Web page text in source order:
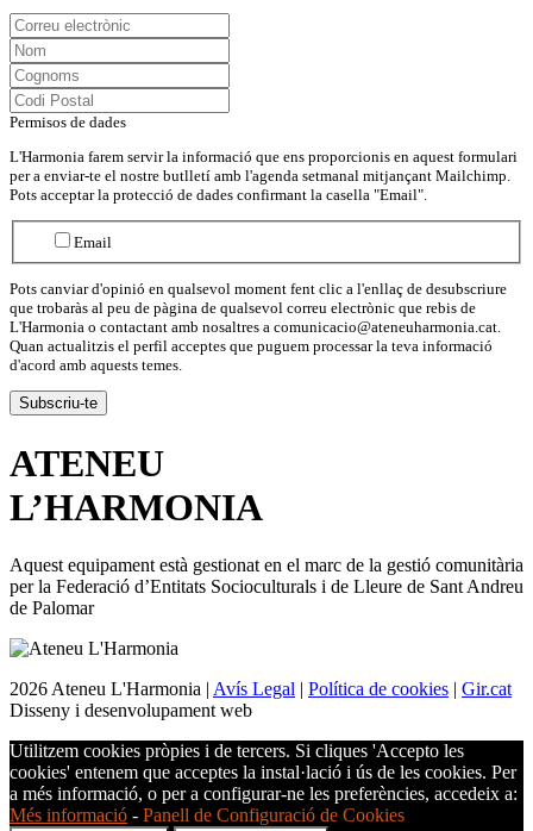
Permisos de dades
L'Harmonia farem servir la informació que ens proporcionis en aquest formulari
per a enviar-te el nostre butlletí amb l'agenda setmanal mitjançant Mailchimp.
Pots acceptar la protecció de dades confirmant la casella "Email".
Email
Pots canviar d'opinió en qualsevol moment fent clic a l'enllaç de desubscriure
que trobaràs al peu de pàgina de qualsevol correu electrònic que rebis de
L'Harmonia o contactant amb nosaltres a comunicacio@ateneuharmonia.cat.
Quan actualitzis el perfil acceptes que puguem processar la teva informació
d'acord amb aquests temes.
ATENEU
L’HARMONIA
Aquest equipament està gestionat en el marc de la gestió comunitària
per la Federació d’Entitats Socioculturals i de Lleure de Sant Andreu
de Palomar
2026 Ateneu L'Harmonia | Avís Legal | Política de cookies | Gir.cat
Disseny i desenvolupament web
Utilitzem cookies pròpies i de tercers. Si cliques 'Accepto les
cookies' entenem que acceptes la instal·lació i ús de les cookies. Per
a més informació, o per a configurar-ne les preferències, accedeix a:
Més informació - Panell de Configuració de Cookies